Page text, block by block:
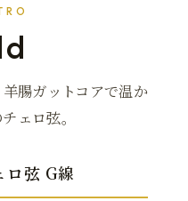
腸ガットコアで温か
ェロ弦。
ロ弦 G線